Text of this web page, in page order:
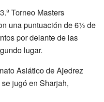
Torneo Masters
una puntuación de 6½ de
por delante de las
lugar.
Asiático de Ajedrez
jugó en Sharjah,